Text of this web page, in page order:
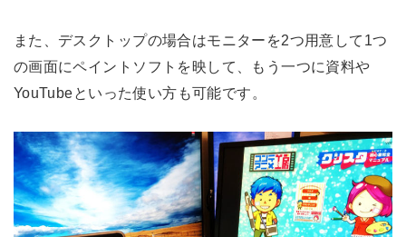
また、デスクトップの場合はモニターを2つ用意して1つ
の画面にペイントソフトを映して、もう一つに資料や
YouTubeといった使い方も可能です。